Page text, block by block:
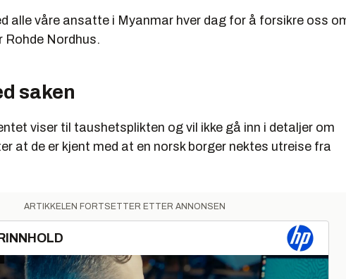
alle våre ansatte i Myanmar hver dag for å forsikre oss
Rohde Nordhus.
saken
viser til taushetsplikten og vil ikke gå inn i detaljer om
at de er kjent med at en norsk borger nektes utreise fra
ARTIKKELEN FORTSETTER ETTER ANNONSEN